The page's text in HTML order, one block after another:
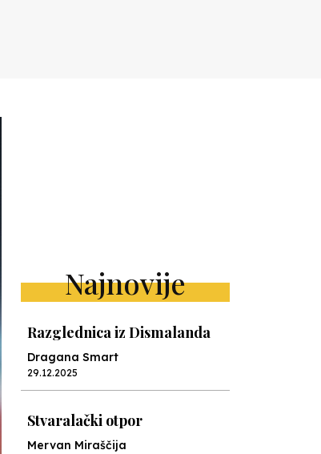
Najnovije
Razglednica iz Dismalanda
Dragana Smart
29.12.2025
Stvaralački otpor
Mervan Miraščija